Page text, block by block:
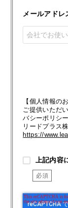
メールアドレ
【個人情報の
ご提供いただ
バシーポリシ
リードプラス
https://
上記内容